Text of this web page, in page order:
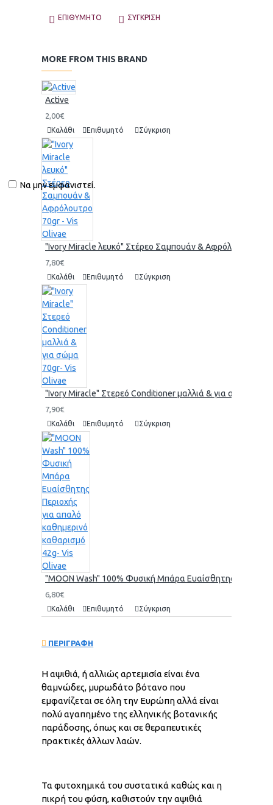
Να μην εμφανιστεί.
ΕΠΙΘΥΜΗΤΌ ΣΎΓΚΡΙΣΗ
MORE FROM THIS BRAND
Active
2,00€
Καλάθι Επιθυμητό Σύγκριση
"Ivory Miracle λευκό" Στέρεο Σαμπουάν & Αφρόλουτρο
7,80€
Καλάθι Επιθυμητό Σύγκριση
"Ivory Miracle" Στερεό Conditioner μαλλιά & για σώμα
7,90€
Καλάθι Επιθυμητό Σύγκριση
"MOON Wash" 100% Φυσική Μπάρα Ευαίσθητης
6,80€
Καλάθι Επιθυμητό Σύγκριση
ΠΕΡΙΓΡΑΦΗ
Η αψιθιά, ή αλλιώς αρτεμισία είναι ένα
θαμνώδες, μυρωδάτο βότανο που
εμφανίζεται σε όλη την Ευρώπη αλλά είναι
πολύ αγαπημένο της ελληνικής βοτανικής
παράδοσης, όπως και σε θεραπευτικές
πρακτικές άλλων λαών.
Τα φυτοχημικά του συστατικά καθώς και η
πικρή του φύση, καθιστούν την αψιθιά